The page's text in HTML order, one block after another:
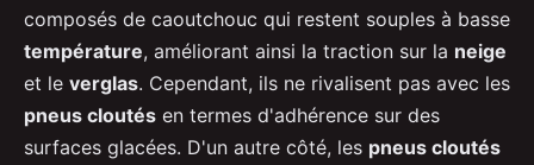
composés de caoutchouc qui restent souples à basse
température, améliorant ainsi la traction sur la neige
et le verglas. Cependant, ils ne rivalisent pas avec les
pneus cloutés en termes d'adhérence sur des
surfaces glacées. D'un autre côté, les pneus cloutés